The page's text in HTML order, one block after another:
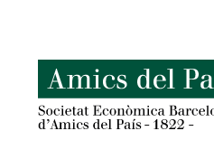
contenido